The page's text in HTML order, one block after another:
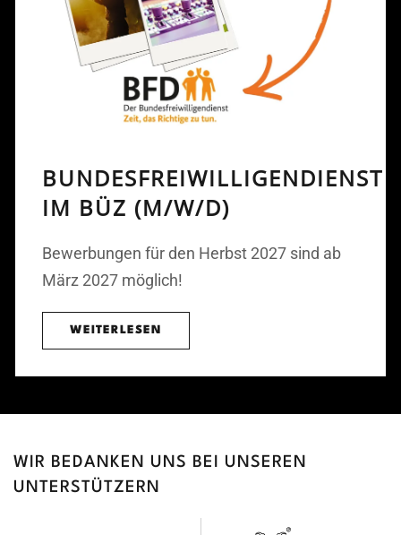
BUNDESFREIWILLIGENDIENST
IM BÜZ (M/W/D)
Bewerbungen für den Herbst 2027 sind ab
März 2027 möglich!
WEITERLESEN
WIR BEDANKEN UNS BEI UNSEREN
UNTERSTÜTZERN